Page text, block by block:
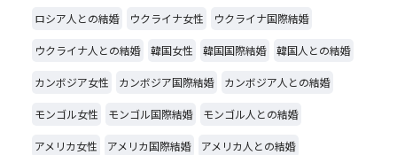
ロシア人との結婚 ウクライナ女性 ウクライナ国際結婚
ウクライナ人との結婚 韓国女性 韓国国際結婚 韓国人との結婚
カンボジア女性 カンボジア国際結婚 カンボジア人との結婚
モンゴル女性 モンゴル国際結婚 モンゴル人との結婚
アメリカ女性 アメリカ国際結婚 アメリカ人との結婚